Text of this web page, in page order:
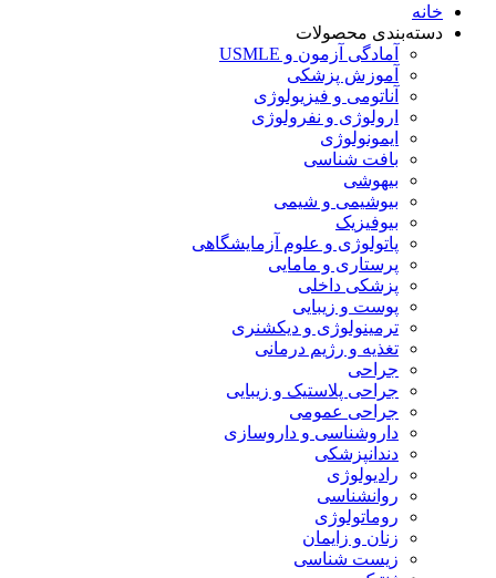
خانه
دسته‌بندی محصولات
آمادگی آزمون و USMLE
آموزش پزشکی
آناتومی و فیزیولوژی
ارولوژی و نفرولوژی
ایمونولوژی
بافت شناسی
بیهوشی
بیوشیمی و شیمی
بیوفیزیک
پاتولوژی و علوم آزمایشگاهی
پرستاری و مامایی
پزشکی داخلی
پوست و زیبایی
ترمینولوژی و دیکشنری
تغذیه و رژیم درمانی
جراحی
جراحی پلاستیک و زیبایی
جراحی عمومی
داروشناسی و داروسازی
دندانپزشکی
رادیولوژی
روانشناسی
روماتولوژی
زنان و زایمان
زیست شناسی